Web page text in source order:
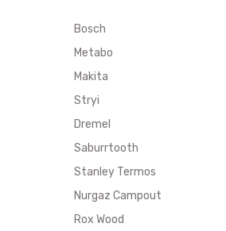
Bosch
Metabo
Makita
Stryi
Dremel
Saburrtooth
Stanley Termos
Nurgaz Campout
Rox Wood